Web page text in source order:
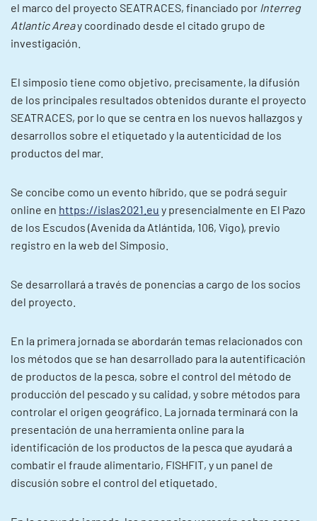
el marco del proyecto SEATRACES, financiado por Interreg
Atlantic Areay coordinado desde el citado grupo de
investigación.
El simposio tiene como objetivo, precisamente, la difusión
de los principales resultados obtenidos durante el proyecto
SEATRACES, por lo que se centra en los nuevos hallazgos y
desarrollos sobre el etiquetado y la autenticidad de los
productos del mar.
Se concibe como un evento híbrido, que se podrá seguir
online en https://islas2021.eu y presencialmente en El Pazo
de los Escudos (Avenida da Atlántida, 106, Vigo), previo
registro en la web del Simposio.
Se desarrollará a través de ponencias a cargo de los socios
del proyecto.
En la primera jornada se abordarán temas relacionados con
los métodos que se han desarrollado para la autentificación
de productos de la pesca, sobre el control del método de
producción del pescado y su calidad, y sobre métodos para
controlar el origen geográfico. La jornada terminará con la
presentación de una herramienta online para la
identificación de los productos de la pesca que ayudará a
combatir el fraude alimentario, FISHFIT, y un panel de
discusión sobre el control del etiquetado.